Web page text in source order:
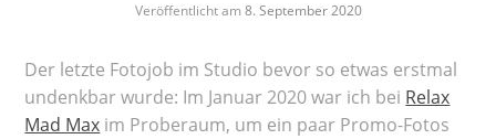
Veröffentlicht am 8. September 2020
Der letzte Fotojob im Studio bevor so etwas erstmal
undenkbar wurde: Im Januar 2020 war ich bei Relax
Mad Max im Proberaum, um ein paar Promo-Fotos